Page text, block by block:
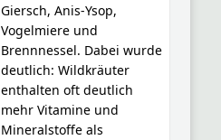
Giersch, Anis-Ysop,
Vogelmiere und
Brennnessel. Dabei wurde
deutlich: Wildkräuter
enthalten oft deutlich
mehr Vitamine und
Mineralstoffe als